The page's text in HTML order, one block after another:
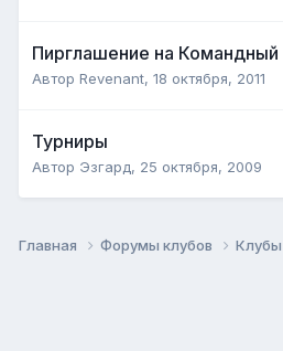
Пирглашение на Командный
Автор Revenant, 18 октября, 2011
Турниры
Автор Эзгард, 25 октября, 2009
Главная Форумы клубов Клубы